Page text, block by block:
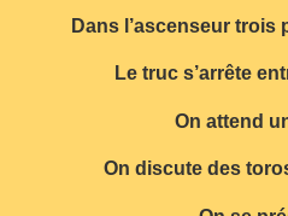
Dans l’ascenseur
Le truc s’arrête
On attend
On discute des